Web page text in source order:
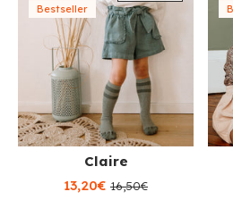
Bestseller
Claire
13,20€ 16,50€